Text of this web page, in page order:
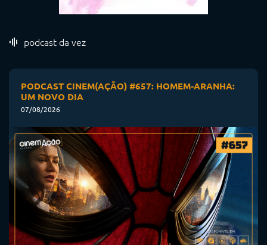
podcast da vez
PODCAST CINEM(AÇÃO) #657: HOMEM-ARANHA:
UM NOVO DIA
07/08/2026